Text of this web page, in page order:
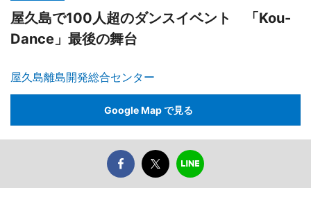
屋久島で100人超のダンスイベント 「Kou-
Dance」最後の舞台
屋久島離島開発総合センター
Google Map で見る